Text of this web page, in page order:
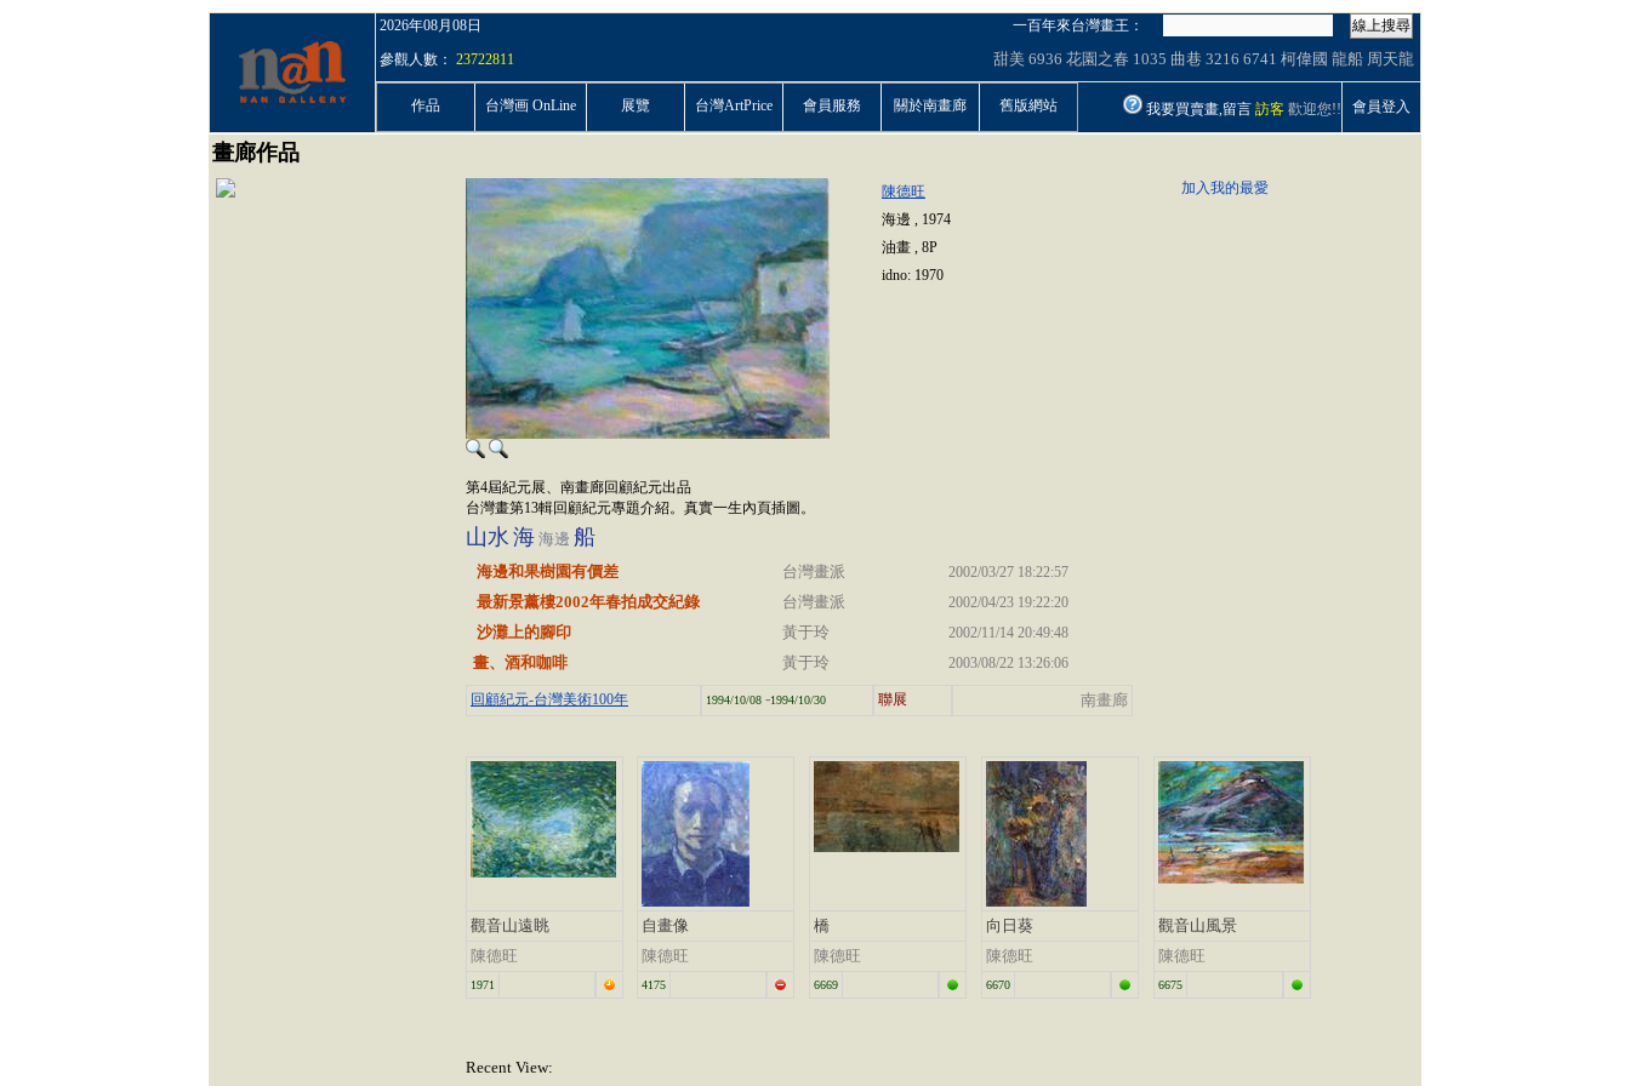
2026年08月08日 一百年來台灣畫王：
線上搜尋
參觀人數： 23722811 甜美 6936 花園之春 1035 曲巷 3216 6741 柯偉國 龍船 周天龍
作品 台灣画 OnLine 展覽 台灣ArtPrice 會員服務 關於南畫廊 舊版網站 我要買賣畫,留言 訪客 歡迎您!! 會員登入
畫廊作品
陳德旺
海邊 , 1974
油畫 , 8P
idno: 1970
加入我的最愛
第4屆紀元展、南畫廊回顧紀元出品
台灣畫第13輯回顧紀元專題介紹。真實一生內頁插圖。
山水 海 海邊 船
海邊和果樹園有價差 台灣畫派 2002/03/27 18:22:57
最新景薰樓2002年春拍成交紀錄 台灣畫派 2002/04/23 19:22:20
沙灘上的腳印 黃于玲 2002/11/14 20:49:48
畫、酒和咖啡 黃于玲 2003/08/22 13:26:06
回顧紀元-台灣美術100年 1994/10/08 -1994/10/30 聯展 南畫廊
觀音山遠眺
陳德旺
1971
自畫像
陳德旺
4175
橋
陳德旺
6669
向日葵
陳德旺
6670
觀音山風景
陳德旺
6675
Recent View: